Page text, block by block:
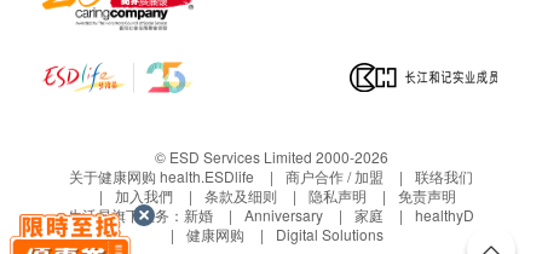
© ESD Services Limited 2000-2026
关于健康网购 health.ESDlife
商户合作 / 加盟
联络我们
加入我們
条款及细则 隐私声明
免责声明
生活易旗下业务： 新婚 Anniversary 家庭
healthyD
健康网购
Digital Solutions